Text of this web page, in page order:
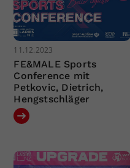
11.12.2023
FE&MALE Sports
Conference mit
Petkovic, Dietrich,
Hengstschläger